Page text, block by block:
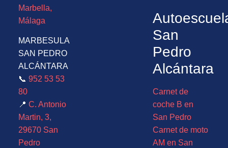
Marbella,
Málaga
MARBESULA
SAN PEDRO
ALCÁNTARA
📞 952 53 53
80
📍 C. Antonio
Martin, 3,
29670 San
Pedro
San
Pedro
Alcántara
Carnet de
coche B en
San Pedro
Carnet de moto
AM en San